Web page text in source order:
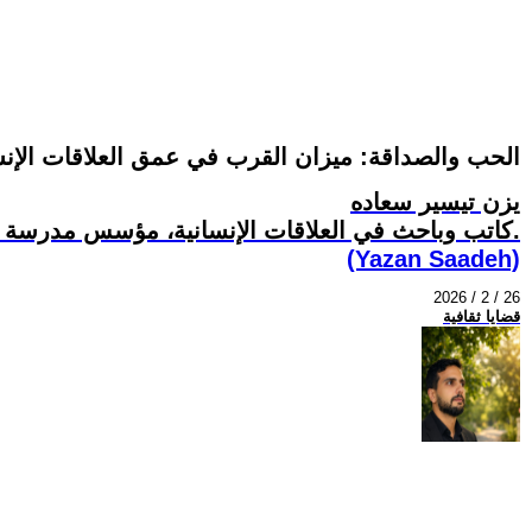
الحب والصداقة: ميزان القرب في عمق العلاقات
يزن تيسير سعاده
كاتب وباحث في العلاقات الإنسانية، مؤسس مدرسة ميزان القرب.
(Yazan Saadeh)
2026 / 2 / 26
قضايا ثقافية